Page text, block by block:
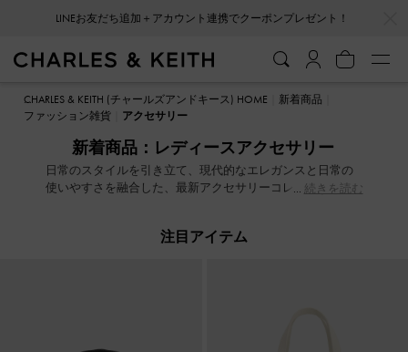
LINEお友だち追加＋アカウント連携でクーポンプレゼント！
CHARLES & KEITH (チャールズアンドキース) HOME
新着商品
ファッション雑貨
アクセサリー
新着商品：レディースアクセサリー
日常のスタイルを引き立て、現代的なエレガンスと日常の
使いやすさを融合した、最新アクセサリーコレクション
続きを読む
注目アイテム